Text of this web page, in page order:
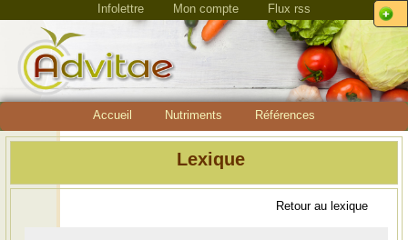
Infolettre Mon compte Flux rss
Accueil Nutriments Références
Lexique
Retour au lexique